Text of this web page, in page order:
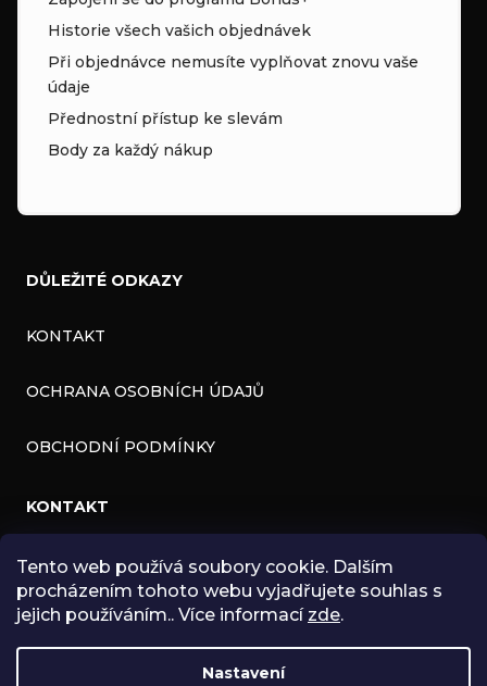
Tento web používá soubory cookie. Dalším
procházením tohoto webu vyjadřujete souhlas s
jejich používáním.. Více informací zde.
Nastavení
Historie všech vašich objednávek
Při objednávce nemusíte vyplňovat znovu vaše
údaje
Přednostní přístup ke slevám
Body za každý nákup
DŮLEŽITÉ ODKAZY
KONTAKT
OCHRANA OSOBNÍCH ÚDAJŮ
OBCHODNÍ PODMÍNKY
KONTAKT
INFO@ZNK.CZ
HTTPS://WWW.FACEBOOK.COM/ZNKSHOP